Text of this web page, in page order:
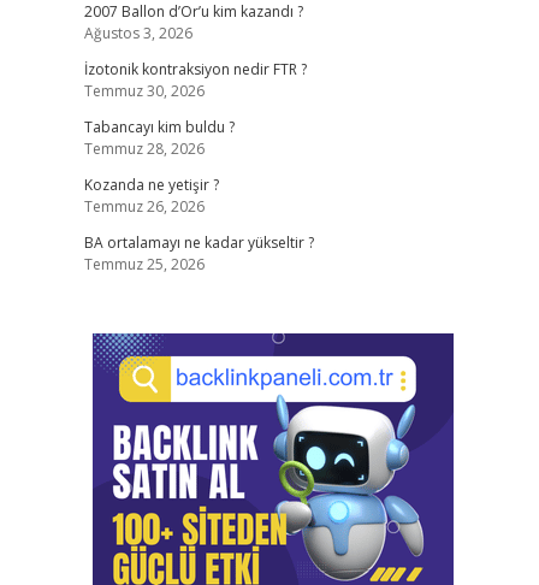
2007 Ballon d’Or’u kim kazandı ?
Ağustos 3, 2026
İzotonik kontraksiyon nedir FTR ?
Temmuz 30, 2026
Tabancayı kim buldu ?
Temmuz 28, 2026
Kozanda ne yetişir ?
Temmuz 26, 2026
BA ortalamayı ne kadar yükseltir ?
Temmuz 25, 2026